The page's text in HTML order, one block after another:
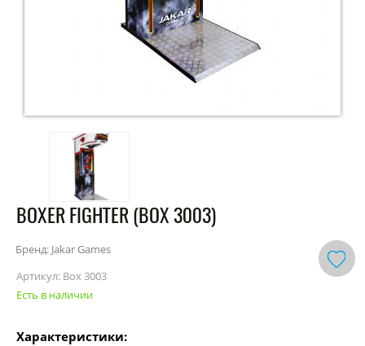
BOXER FIGHTER (BOX 3003)
Бренд: Jakar Games
Артикул: Box 3003
Есть в наличии
Характеристики: